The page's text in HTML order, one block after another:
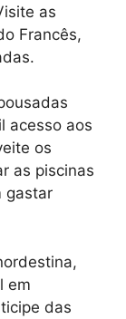
as
Francês,
acesso aos
os
as piscinas
gastar
em
das